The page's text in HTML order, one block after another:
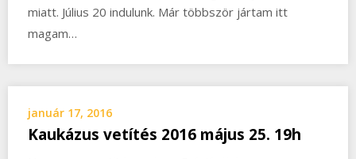
miatt. Július 20 indulunk. Már többször jártam itt
magam…
január 17, 2016
Kaukázus vetítés 2016 május 25. 19h